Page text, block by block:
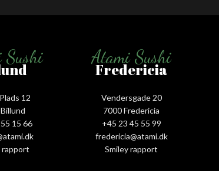
Sushi
12
15 66‬
rapport
Atami Sushi
Fredericia
Vendersgade 20
7000 Fredericia
+45 23 45 55 99
fredericia@atami.dk
Smiley rapport